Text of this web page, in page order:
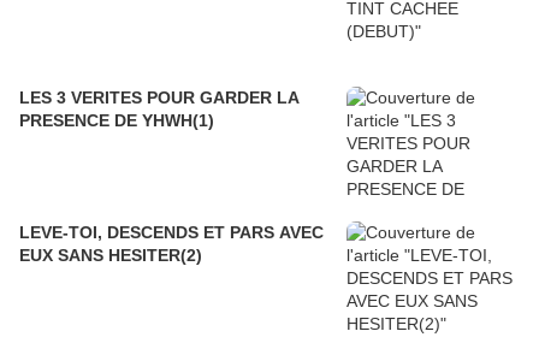
LES 3 VERITES POUR GARDER LA
PRESENCE DE YHWH(1)
LEVE-TOI, DESCENDS ET PARS AVEC
EUX SANS HESITER(2)